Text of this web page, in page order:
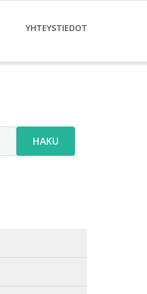
YHTEYSTIEDOT
HAKU